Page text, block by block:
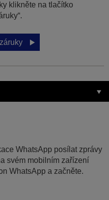
klikněte na tlačítko
WhatsApp posílat zprávy
svém mobilním zařízení
WhatsApp a začněte.